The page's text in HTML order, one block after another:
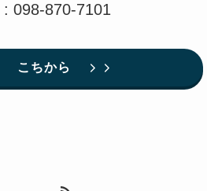
098-870-7101
こちから